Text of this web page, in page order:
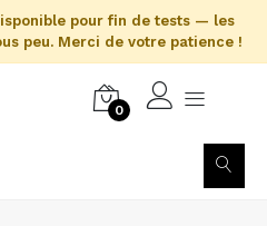
pour fin de tests — les
peu. Merci de votre patience !
0